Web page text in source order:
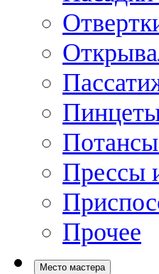
Прессы
Прочее
Место мастера